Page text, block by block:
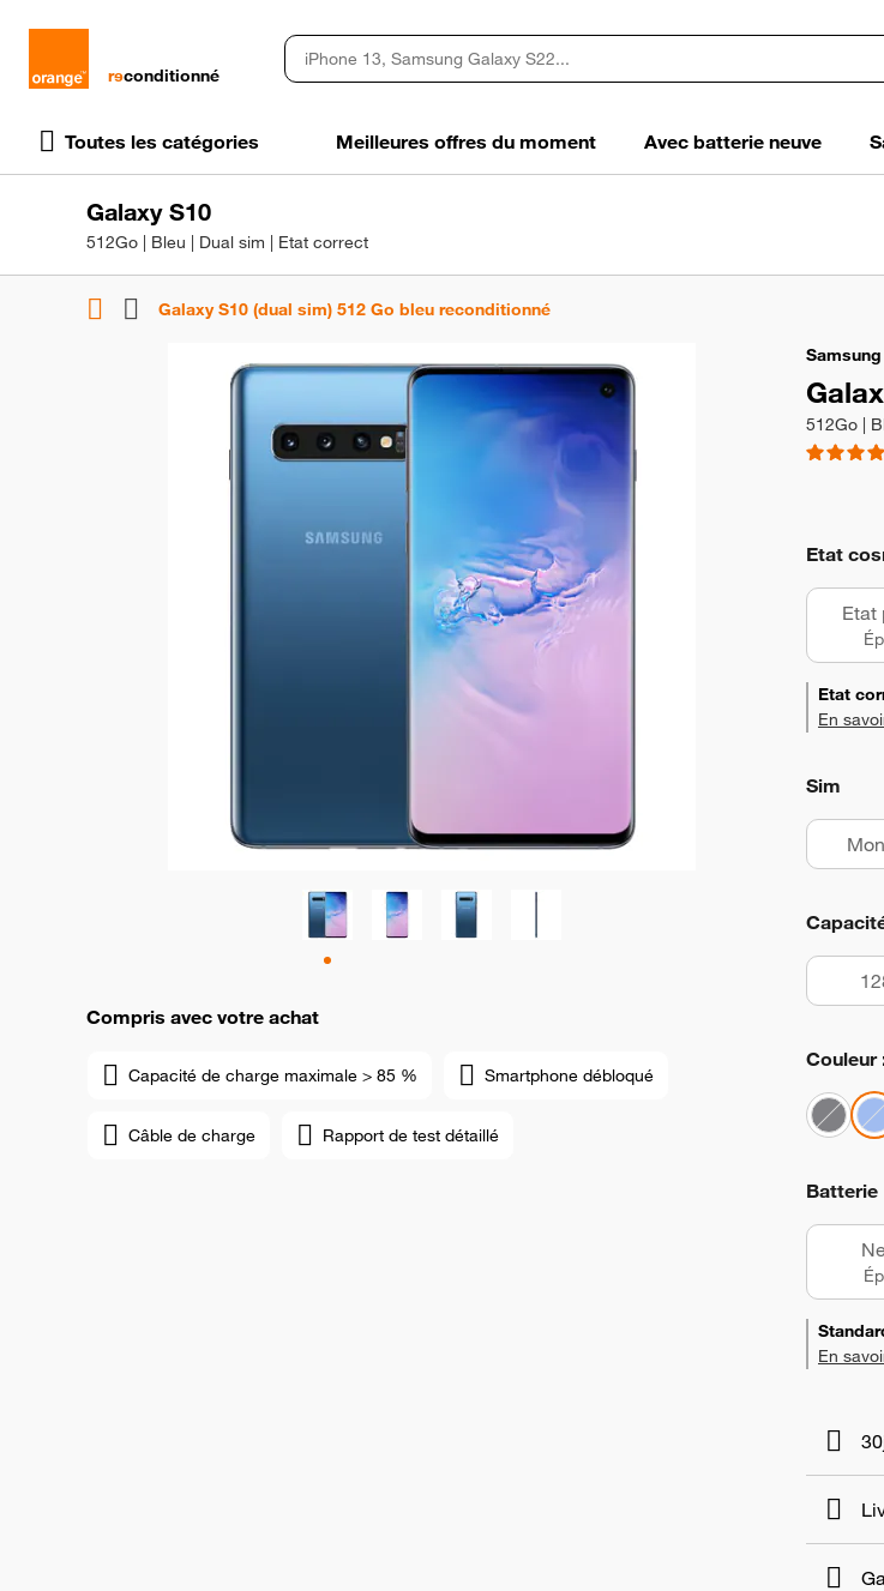
rɘconditionné
Toutes les catégories Meilleures offres du moment Avec batterie neuve
Galaxy S10
512Go | Bleu | Dual sim | Etat correct
Galaxy S10 (dual sim) 512 Go bleu reconditionné
Samsung
512Go |
Compris avec votre achat
Capacité de charge maximale > 85 % Smartphone débloqué
Câble de charge Rapport de test détaillé
Etat
Etat
Etat
En
Sim
Couleur
Batterie
En